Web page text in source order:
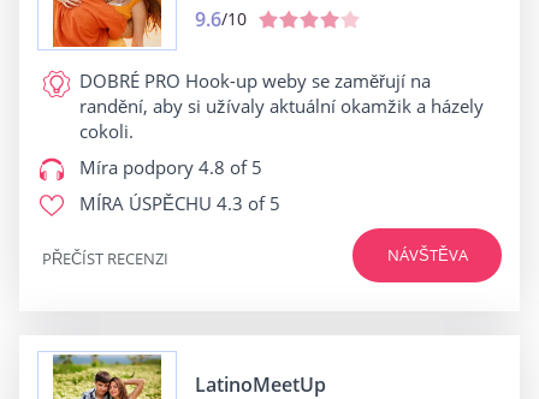
9.6/10
DOBRÉ PRO Hook-up weby se zaměřují na
randění, aby si užívaly aktuální okamžik a házely
cokoli.
Míra podpory 4.8 of 5
MÍRA ÚSPĚCHU 4.3 of 5
NÁVŠTĚVA
PŘEČÍST RECENZI
LatinoMeetUp